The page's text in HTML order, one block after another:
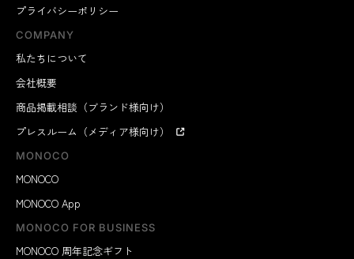
プライバシーポリシー
COMPANY
私たちについて
会社概要
商品掲載相談（ブランド様向け）
プレスルーム（メディア様向け）
MONOCO
MONOCO
MONOCO App
MONOCO FOR BUSINESS
MONOCO 周年記念ギフト